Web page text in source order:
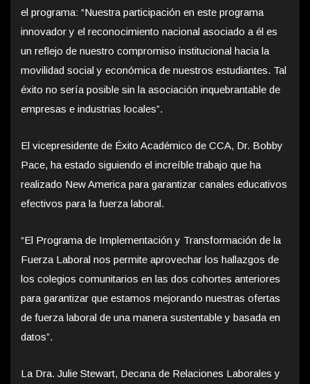
el programa: “Nuestra participación en este programa
innovador y el reconocimiento nacional asociado a él es
un reflejo de nuestro compromiso institucional hacia la
movilidad social y económica de nuestros estudiantes. Tal
éxito no sería posible sin la asociación inquebrantable de
empresas e industrias locales”.
El vicepresidente de Éxito Académico de CCA, Dr. Bobby
Pace, ha estado siguiendo el increíble trabajo que ha
realizado New America para garantizar canales educativos
efectivos para la fuerza laboral.
“El Programa de Implementación y Transformación de la
Fuerza Laboral nos permite aprovechar los hallazgos de
los colegios comunitarios en las dos cohortes anteriores
para garantizar que estamos mejorando nuestras ofertas
de fuerza laboral de una manera sustentable y basada en
datos”.
La Dra. Julie Stewart, Decana de Relaciones Laborales y